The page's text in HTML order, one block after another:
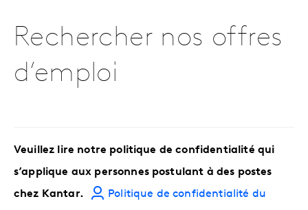
Rechercher nos offres
d’emploi
Veuillez lire notre politique de confidentialité qui
s’applique aux personnes postulant à des postes
chez Kantar.
Politique de confidentialité du